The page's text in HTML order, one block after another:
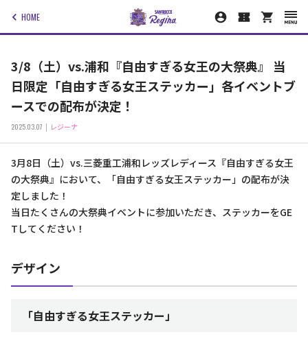
HOME
3/8（土）vs.浦和『自由すぎる女王の大祭典』 当
日限定「自由すぎる女王ステッカー」各イベントブ
ースでの配布が決定！
2025.03.07 レジーナ
3月8日（土）vs.三菱重工浦和レッズレディース『自由すぎる女王
の大祭典』において、「自由すぎる女王ステッカー」の配布が決
定しました！
当日たくさんの大祭典イベントに参加いただき、ステッカーをGE
Tしてください！
デザイン
「自由すぎる女王ステッカー」